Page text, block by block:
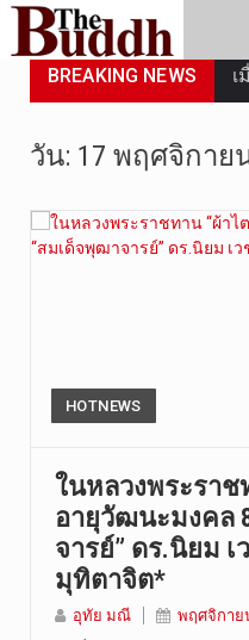
BREAKING NEWS เ
วั
วั
วัน: 17 พฤศจิกาย
HOTNEWS
ในหลวงพระราช
อายุวัฒนะมงคล
จารย์” ดร.นิยม
มุทิตาจิต*
อุทัย มณี พฤศจิกาย